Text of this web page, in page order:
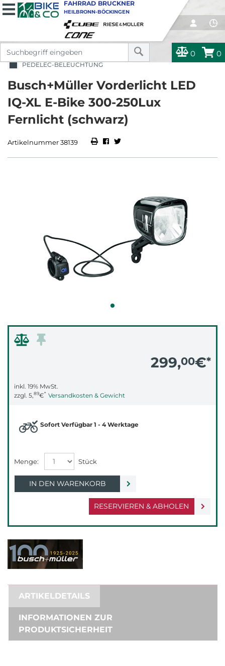
0 0
FAHRRAD BRUCKNER
HEILBRONN-BÖCKINGEN
PEDELEC-BELEUCHTUNG
Busch+Müller Vorderlicht LED
IQ-XL E-Bike 300-250Lux
Fernlicht (schwarz)
Artikelnummer 38139
299,00€*
inkl. 19% MwSt.
zzgl. 5,89€* Versandkosten & Gewicht
RESERVIEREN & ABHOLEN
Sofort Verfügbar 1 - 4 Werktage
IN DEN WARENKORB
ARTIKELDETAILS
INFORMATIONEN ZUR
PRODUKTSICHERHEIT